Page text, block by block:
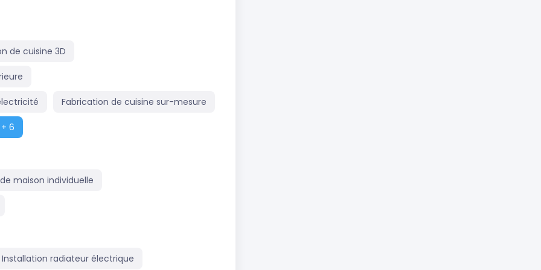
de cuisine 3D
Fabrication de cuisine sur-mesure
+ 6
maison individuelle
Installation radiateur électrique